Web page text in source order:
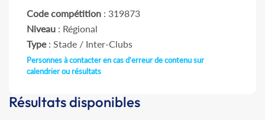
Code compétition : 319873
Niveau : Régional
Type: Stade / Inter-Clubs
Personnes à contacter en cas d'erreur de contenu sur
calendrier ou résultats
Résultats disponibles